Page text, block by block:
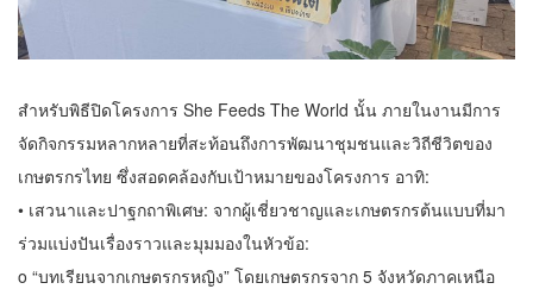
สำหรับพิธีปิดโครงการ She Feeds The World นั้น ภายในงานมีการ
จัดกิจกรรมหลากหลายที่สะท้อนถึงการพัฒนาชุมชนและวิถีชีวิตของ
เกษตรกรไทย ซึ่งสอดคล้องกับเป้าหมายของโครงการ อาทิ:
• เสวนาและปาฐกถาพิเศษ: จากผู้เชี่ยวชาญและเกษตรกรต้นแบบที่มา
ร่วมแบ่งปันเรื่องราวและมุมมองในหัวข้อ:
o “บทเรียนจากเกษตรกรหญิง” โดยเกษตรกรจาก 5 จังหวัดภาคเหนือ